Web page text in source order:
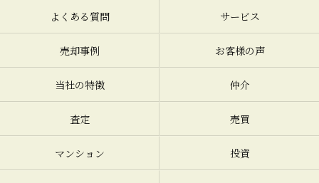
よくある質問 サービス
売却事例 お客様の声
当社の特徴 仲介
査定 売買
マンション 投資